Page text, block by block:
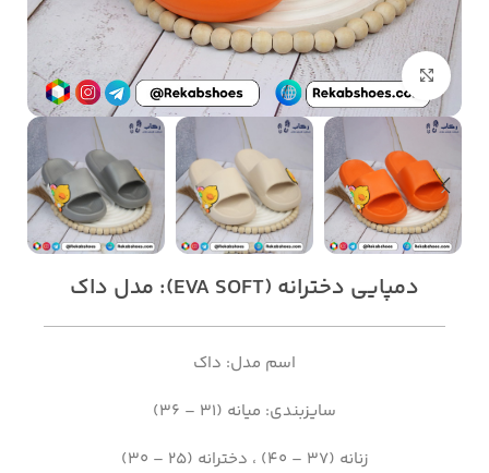
دمپایی دخترانه (EVA SOFT): مدل داک
اسم مدل: داک
سایزبندی: میانه (31 – 36)
زنانه (37 – 40) ، دخترانه (25 – 30)
بزرگنمایی تصویر